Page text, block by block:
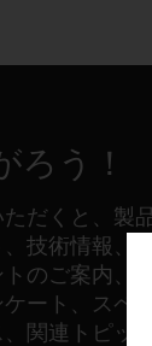
ろう！
だくと、製
技術情報、新
のご案内、ニ
ケート、スペ
関連トピック